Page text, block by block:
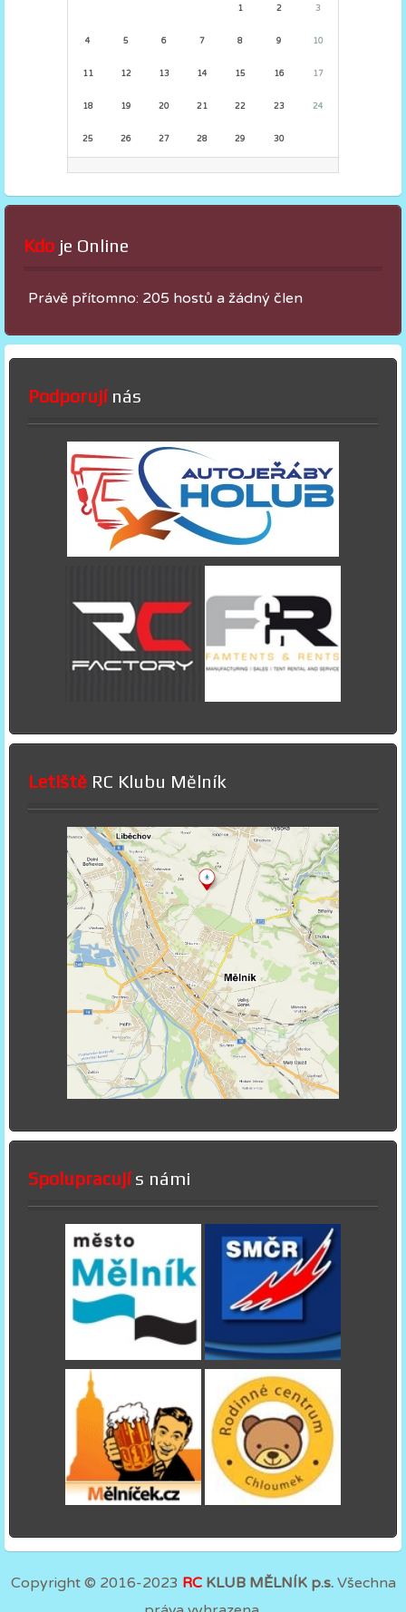
1 2 3
4 5 6 7 8 9 10
11 12 13 14 15 16 17
18 19 20 21 22 23 24
25 26 27 28 29 30
Kdo je Online
Právě přítomno: 205 hostů a žádný člen
Podporujínás
Letiště RC Klubu Mělník
Spolupracujís námi
Copyright © 2016-2023 RC KLUB MĚLNÍK p.s.Všechna